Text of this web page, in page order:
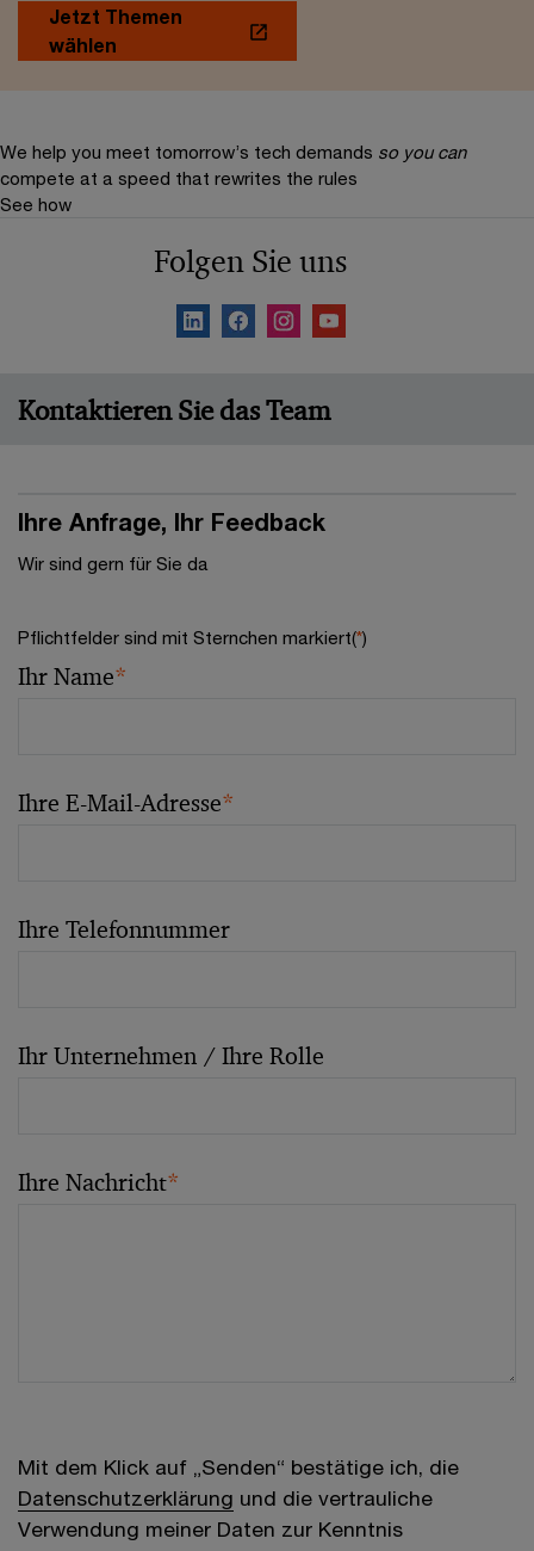
Jetzt Themen
wählen
We help you meet tomorrow’s tech demands so you can
compete at a speed that rewrites the rules
See how
Folgen Sie uns
Kontaktieren Sie das Team
Ihre Anfrage, Ihr Feedback
Wir sind gern für Sie da
Pflichtfelder sind mit Sternchen markiert(*)
Ihr Name*
Ihre E-Mail-Adresse*
Ihre Telefonnummer
Ihr Unternehmen / Ihre Rolle
Ihre Nachricht*
Mit dem Klick auf „Senden“ bestätige ich, die
Datenschutzerklärung und die vertrauliche
Verwendung meiner Daten zur Kenntnis